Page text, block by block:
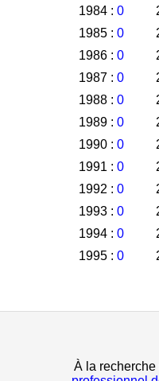
1984 : 0
1985 : 0
1986 : 0
1987 : 0
1988 : 0
1989 : 0
1990 : 0
1991 : 0
1992 : 0
1993 : 0
1994 : 0
1995 : 0
À la